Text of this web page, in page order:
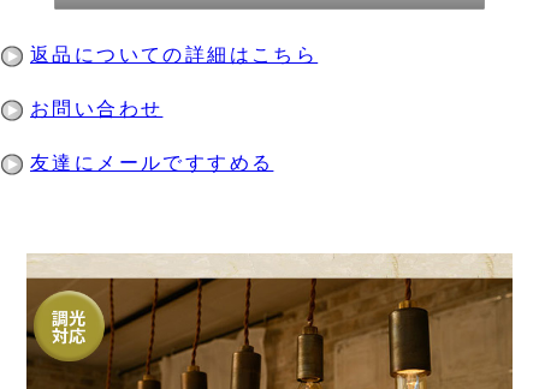
返品についての詳細はこちら
お問い合わせ
友達にメールですすめる